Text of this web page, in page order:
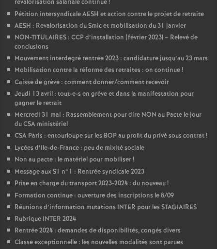
revalorisation salariale continue !
Pétition intersyndicale AESH et action contre le projet de retraite
AESH : Revalorisation du Smic et mobilisation du 31 janvier
NON-TITULAIRES : CCP d’installation (février 2023) – Relevé de
conclusions
Mouvement interdegré rentrée 2023 : candidature jusqu’au 23 mars
Mobilisation contre la réforme des retraites : on continue!
Caisse de grève : comment donner/comment recevoir
Jeudi 13 avril : tout-e-s en grève et dans la manifestation pour
gagner le retrait
Mercredi 31 mai : Rassemblement pour dire NON au Pacte le jour
du CSA ministériel
CSA Paris : entourloupe sur les BOP au profit du privé sous contrat!
Lycées d’Ile-de-France : peu de mixité sociale
Non au pacte : le matériel pour mobiliser!
Message aux S1 n°1 : Rentrée syndicale 2023
Prise en charge du transport 2023-2024 : du nouveau!
Formation continue : ouverture des inscriptions le 8/09
Réunions d’information mutations INTER pour les STAGIAIRES
Rubrique INTER 2024
Rentrée 2024 : demandes de disponibilités, congés divers
Classe exceptionnelle : les nouvelles modalités sont parues